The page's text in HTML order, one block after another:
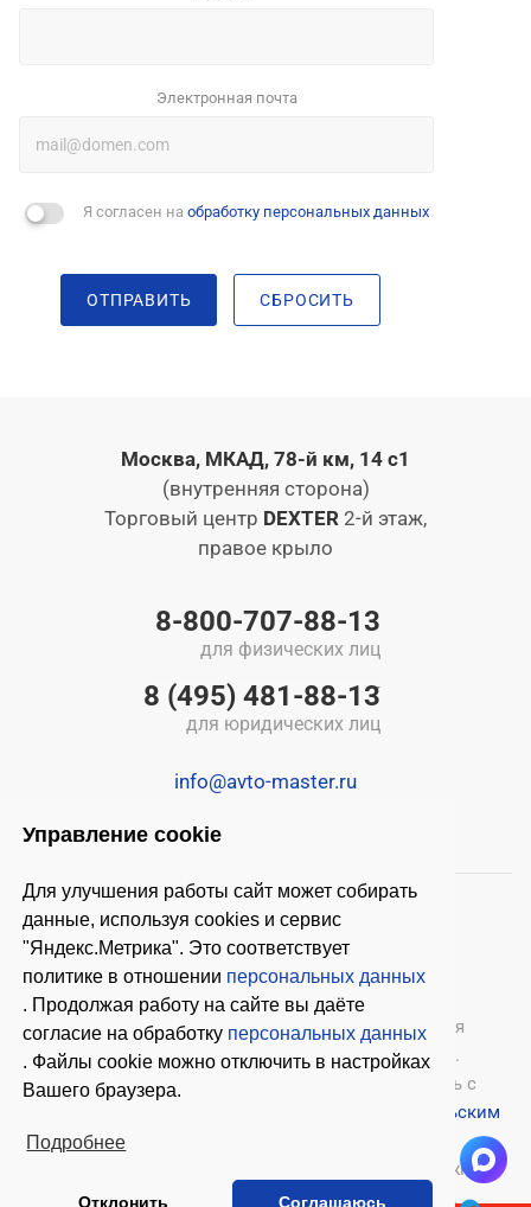
Управление cookie
Для улучшения работы сайт может собирать
данные, используя cookies и сервис
"Яндекс.Метрика". Это соответствует
политике в отношении персональных данных
. Продолжая работу на сайте вы даёте
согласие на обработку персональных данных
. Файлы cookie можно отключить в настройках
Вашего браузера.
Подробнее
Отклонить Соглашаюсь
Электронная почта
Я согласен на обработку персональных данных
ОТПРАВИТЬ СБРОСИТЬ
Москва, МКАД, 78-й км, 14 с1
(внутренняя сторона)
Торговый центр DEXTER 2-й этаж,
правое крыло
8-800-707-88-13
для физических лиц
8 (495) 481-88-13
для юридических лиц
info@avto-master.ru
© 2026 ООО «Автомастер»— оборудование для
автосервиса, шиномонтажное оборудование.
Оставляя заявки на нашем сайте, ознакомьтесь с
Пользовательским
Копирование материалов с этого сайта возможно
только с письменного согласия владельцев.